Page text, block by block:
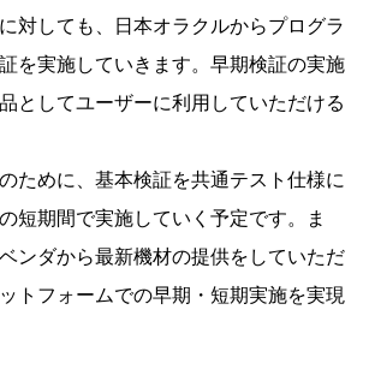
対しても、日本オラクルからプログラ
を実施していきます。早期検証の実施
としてユーザーに利用していただける
ために、基本検証を共通テスト仕様に
短期間で実施していく予定です。ま
ンダから最新機材の提供をしていただ
トフォームでの早期・短期実施を実現